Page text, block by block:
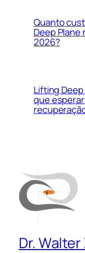
Quanto
Deep Plane
2026?
Lifting
que
Dr.